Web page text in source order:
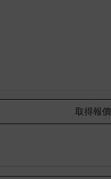
取得報價